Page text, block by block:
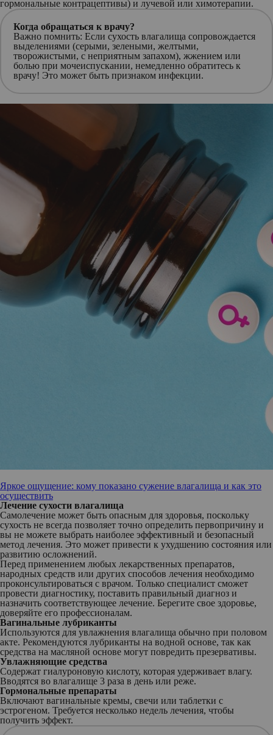
гормональные контрацептивы) и лучевой или химотерапии.
Когда обращаться к врачу?
Важно помнить: Если сухость влагалища сопровождается
выделениями (серыми, зелеными, желтыми,
творожистыми, с неприятным запахом), жжением или
болью при мочеиспускании, немедленно обратитесь к
врачу! Это может быть признаком инфекции.
Яркое ощущение: кому показано сужение влагалища и как это
осуществить
Лечение сухости влагалища
Самолечение может быть опасным для здоровья, поскольку
сухость не всегда позволяет точно определить первопричину и
вы не можете выбрать наиболее эффективный и безопасный
метод лечения. Это может привести к ухудшению состояния или
развитию осложнений.
Перед применением любых лекарственных препаратов,
народных средств или других способов лечения необходимо
проконсультироваться с врачом. Только специалист сможет
провести диагностику, поставить правильный диагноз и
назначить соответствующее лечение. Берегите свое здоровье,
доверяйте его профессионалам.
Вагинальные лубриканты
Используются для увлажнения влагалища обычно при половом
акте. Рекомендуются лубриканты на водной основе, так как
средства на масляной основе могут повредить презервативы.
Увлажняющие средства
Содержат гиалуроновую кислоту, которая удерживает влагу.
Вводятся во влагалище 3 раза в день или реже.
Гормональные препараты
Включают вагинальные кремы, свечи или таблетки с
эстрогеном. Требуется несколько недель лечения, чтобы
получить эффект.